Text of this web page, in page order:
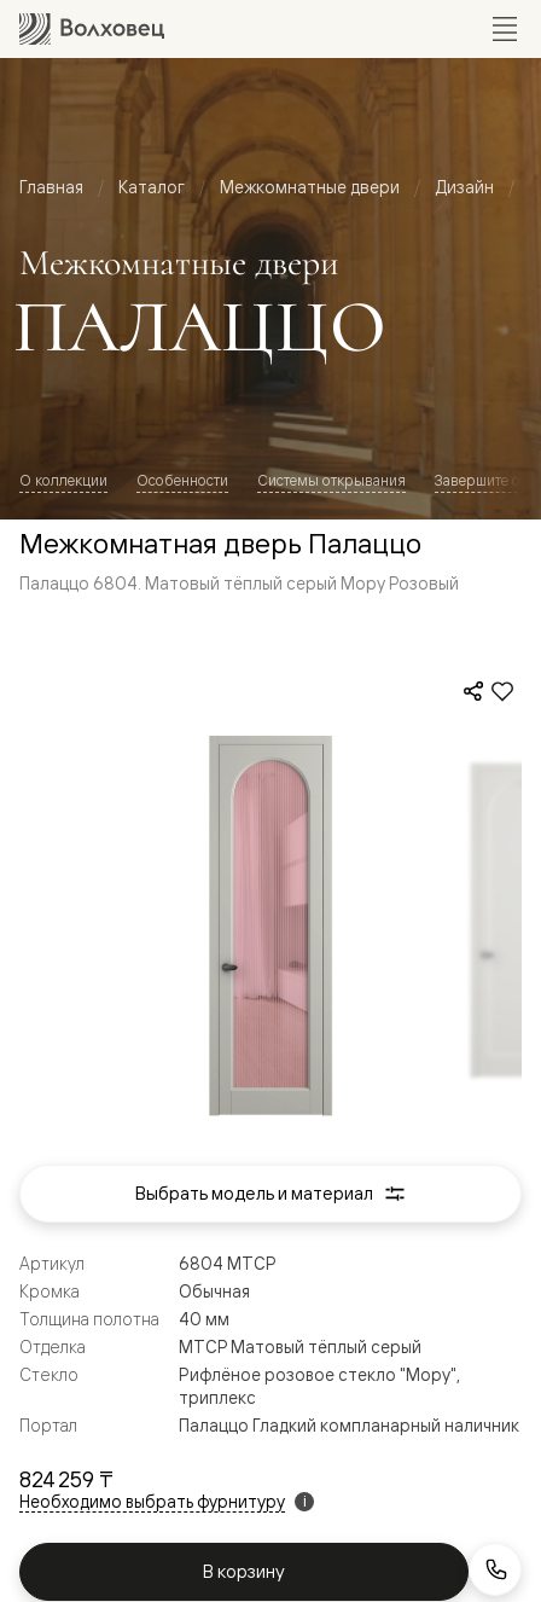
Главная Каталог Межкомнатные двери Дизайн
Межкомнатные двери
ПАЛАЦЦО
О коллекции Особенности Системы открывания Завершите
Межкомнатная дверь Палаццо
Палаццо 6804. Матовый тёплый серый Мору Розовый
824 259 ₸
Необходимо выбрать фурнитуру i
В корзину
Артикул
6804 МТСР
Кромка
Обычная
Толщина полотна
40 мм
Отделка
МТСР Матовый тёплый серый
Стекло
Рифлёное розовое стекло "Мору",
триплекс
Портал
Палаццо Гладкий компланарный наличник
Выбрать модель и материал